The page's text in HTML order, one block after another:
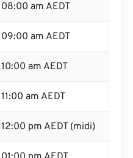
08:00 am AEDT
09:00 am AEDT
10:00 am AEDT
11:00 am AEDT
12:00 pm AEDT (midi)